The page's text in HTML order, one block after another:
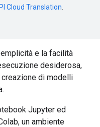
Cloud Translation
e la facilità
desiderosa,
di modelli
Jupyter ed
un ambiente